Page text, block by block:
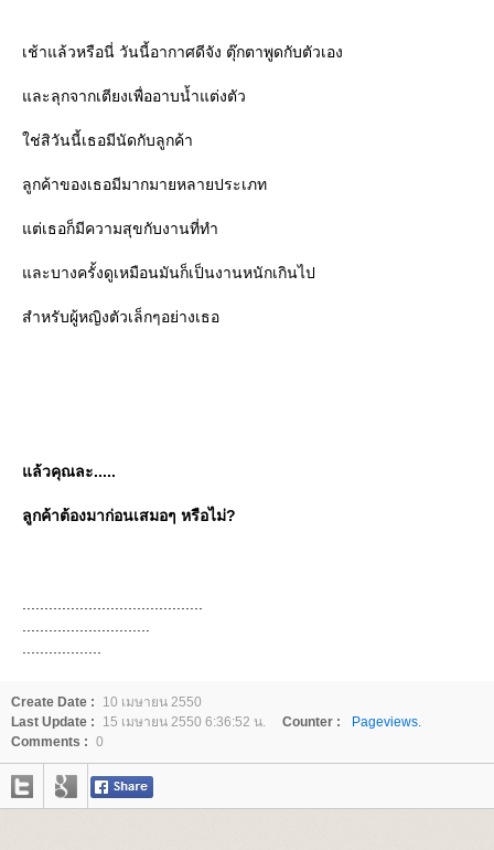
เช้าแล้วหรือนี่ วันนี้อากาศดีจัง ตุ๊กตาพูดกับตัวเอง
ละลุกจากเตียงเพื่ออาบน้ำแต่งตัว
ช่สิวันนี้เธอมีนัดกับลูกค้า
ลูกค้าของเธอมีมากมายหลายประเภท
ต่เธอก็มีความสุขกับงานที่ทำ
ละบางครั้งดูเหมือนมันก็เป็นงานหนักเกินไป
สำหรับผู้หญิงตัวเล็กๆอย่างเธอ
ล้วคุณละ.....
ลูกค้าต้องมาก่อนเสมอๆ หรือไม่?
Create Date :
10 เมษายน 2550
Last Update :
15 เมษายน 2550 6:36:52 น. Counter :
Pageviews.
Comments : 0